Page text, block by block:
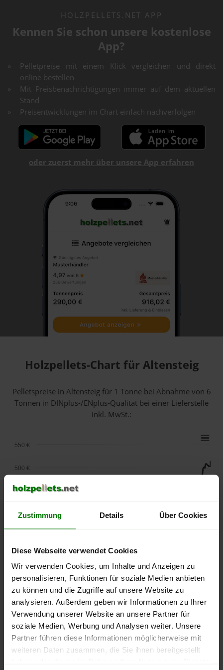
Zustimmung Details Über Cookies
Diese Webseite verwendet Cookies
Wir verwenden Cookies, um Inhalte und Anzeigen zu
personalisieren, Funktionen für soziale Medien anbieten
zu können und die Zugriffe auf unsere Website zu
analysieren. Außerdem geben wir Informationen zu Ihrer
Verwendung unserer Website an unsere Partner für
soziale Medien, Werbung und Analysen weiter. Unsere
Partner führen diese Informationen möglicherweise mit
weiteren Daten zusammen, die Sie ihnen bereitgestellt
HOLZPELLETS.NET APP
Kennen Sie schon unsere kostenlose
App?
Pelletpreise mit einem Klick vergleichen und direkt
online bestellen
Mit Preisbenachrichtigungen immer auf dem aktuellen
Stand
Preisentwicklungen im Chart einfach nachverfolgen
oder zuerst mehr über unsere App erfahren
Holzpellets-Chart für Altensteig
Pelletspreise in Altensteig für 1 Tonne bei Abnahmevon 6
Tonnen in DINplus-/ENplus-Qualität bei einer Lieferstelle
inkl. MwSt.:
lose Ware Sackware
September
Januar
Mai
250 €
400 €
450 €
500 €
550 €
Die aktuelle Preisentwicklung für Holzpellets in Deutschland
können Sie jederzeit auf unsererPelletspreise-Seite
nachvollziehen.